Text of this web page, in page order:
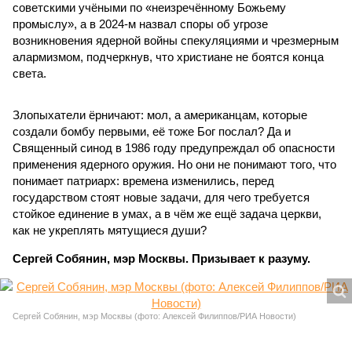
советскими учёными по «неизречённому Божьему
промыслу», а в 2024-м назвал споры об угрозе
возникновения ядерной войны спекуляциями и чрезмерным
алармизмом, подчеркнув, что христиане не боятся конца
света.
Злопыхатели ёрничают: мол, а американцам, которые
создали бомбу первыми, её тоже Бог послал? Да и
Священный синод в 1986 году предупреждал об опасности
применения ядерного оружия. Но они не понимают того, что
понимает патриарх: времена изменились, перед
государством стоят новые задачи, для чего требуется
стойкое единение в умах, а в чём же ещё задача церкви,
как не укреплять мятущиеся души?
Сергей Собянин, мэр Москвы. Призывает к разуму.
Сергей Собянин, мэр Москвы (фото: Алексей Филиппов/РИА Новости)